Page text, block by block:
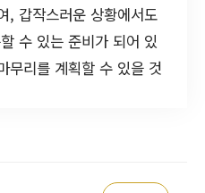
, 갑작스러운 상황에서도
수 있는 준비가 되어 있
무리를 계획할 수 있을 것